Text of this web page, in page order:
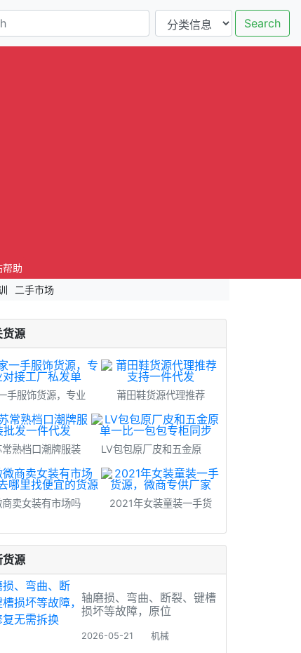
Search
帮助
二手市场
货源
手服饰货源，专业 莆田鞋货源代理推荐
熟档口潮牌服装 LV包包原厂皮和五金原
卖女装有市场吗 2021年女装童装一手货
货源
轴磨损、弯曲、断裂、键槽
损坏等故障，原位
2026-05-21 机械